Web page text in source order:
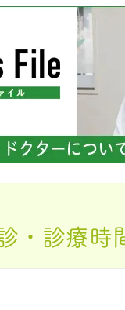
・診療時